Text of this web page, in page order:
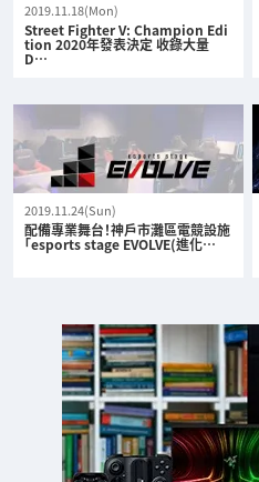
2019.11.18(Mon)
Street Fighter V: Champion Edi
tion 2020年發表決定 收錄大量
D…
2019.11.24(Sun)
配備專業舞台！神戶市灘區電競設施
「esports stage EVOLVE(進化…